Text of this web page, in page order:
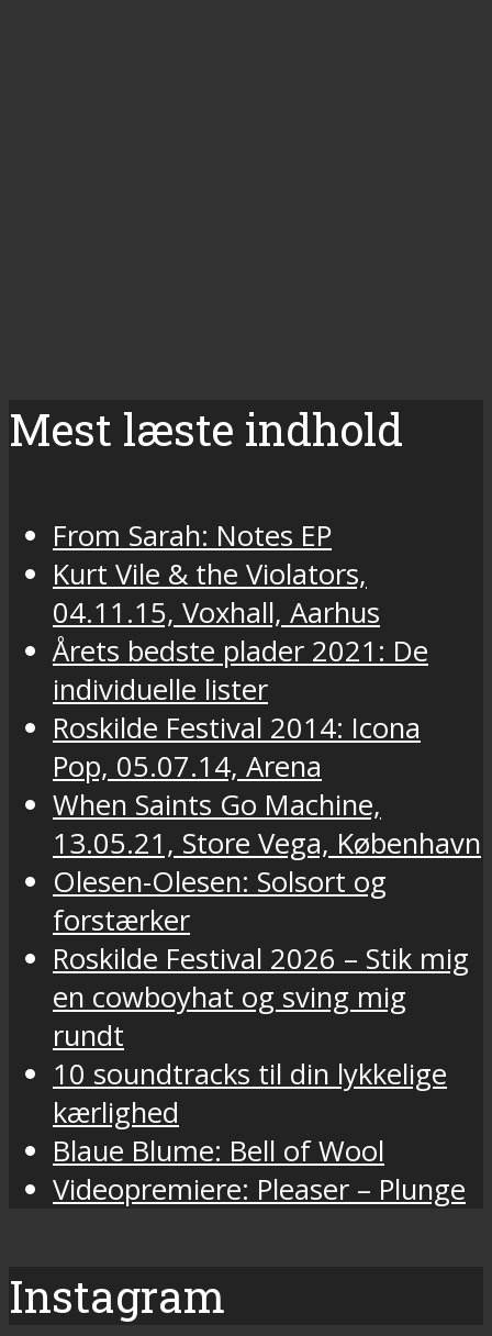
Mest læste indhold
From Sarah: Notes EP
Kurt Vile & the Violators,
04.11.15, Voxhall, Aarhus
Årets bedste plader 2021: De
individuelle lister
Roskilde Festival 2014: Icona
Pop, 05.07.14, Arena
When Saints Go Machine,
13.05.21, Store Vega, København
Olesen-Olesen: Solsort og
forstærker
Roskilde Festival 2026 – Stik mig
en cowboyhat og sving mig
rundt
10 soundtracks til din lykkelige
kærlighed
Blaue Blume: Bell of Wool
Videopremiere: Pleaser – Plunge
Instagram